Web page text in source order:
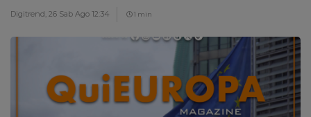
Digitrend, 26 Sab Ago 12:34 1 min